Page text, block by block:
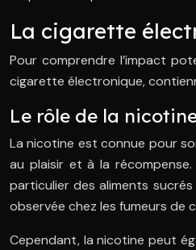
La cigarette
Pour comprendre l’impact
cigarette électronique,
Le rôle de la
La nicotine est connue pour
au plaisir et à la
particulier des aliments
observée chez les fumeurs de
Cependant, la nicotine peut